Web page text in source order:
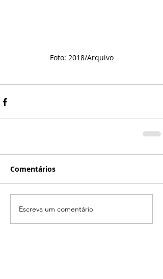
Foto: 2018/Arquivo
Comentários
Escreva um comentário